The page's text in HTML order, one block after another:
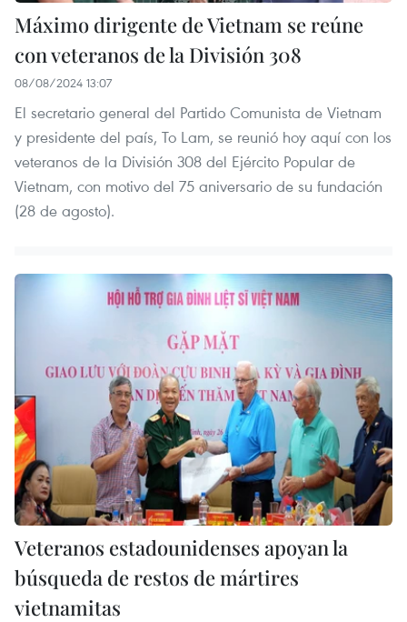
Máximo dirigente de Vietnam se reúne
con veteranos de la División 308
08/08/2024 13:07
El secretario general del Partido Comunista de Vietnam
y presidente del país, To Lam, se reunió hoy aquí con los
veteranos de la División 308 del Ejército Popular de
Vietnam, con motivo del 75 aniversario de su fundación
(28 de agosto).
Veteranos estadounidenses apoyan la
búsqueda de restos de mártires
vietnamitas